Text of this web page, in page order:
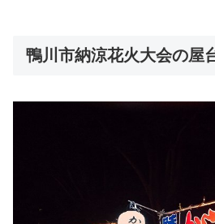
鴨川市納涼花火大会の屋